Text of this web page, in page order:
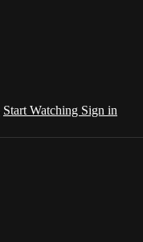
Start Watching Sign in